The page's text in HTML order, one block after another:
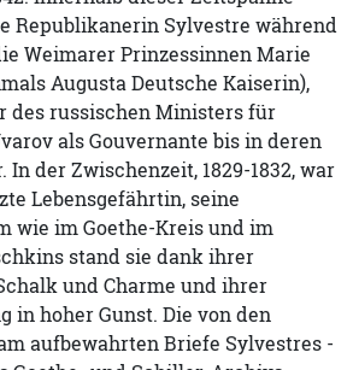
Republikanerin Sylvestre während
Weimarer Prinzessinnen Marie
Augusta Deutsche Kaiserin),
des russischen Ministers für
als Gouvernante bis in deren
der Zwischenzeit, 1829-1832, war
Lebensgefährtin, seine
wie im Goethe-Kreis und im
stand sie dank ihrer
und Charme und ihrer
in hoher Gunst. Die von den
aufbewahrten Briefe Sylvestres -